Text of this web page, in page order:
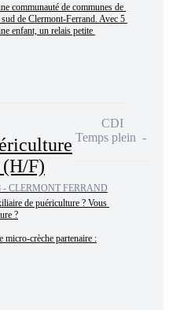
communauté de communes de
de Clermont-Ferrand. Avec 5
enfant, un relais petite
(H/F)
- CLERMONT FERRAND
de puériculture ? Vous
?
micro-crèche partenaire :
CDI
Temps plein